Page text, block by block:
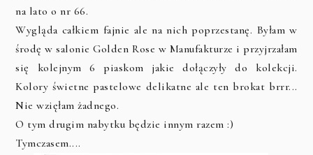
na lato o nr 66.
Wygląda całkiem fajnie ale na nich poprzestanę. Byłam w
środę w salonie Golden Rose w Manufakturze i przyjrzałam
się kolejnym 6 piaskom jakie dołączyły do kolekcji.
Kolory świetne pastelowe delikatne ale ten brokat brrr...
Nie wzięłam żadnego.
O tym drugim nabytku będzie innym razem :)
Tymczasem....